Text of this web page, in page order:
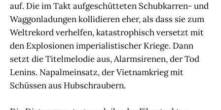
auf. Die im Takt aufgeschütteten Schubkarren- und
Waggonladungen kollidieren eher, als dass sie zum
Weltrekord verhelfen, katastrophisch versetzt mit
den Explosionen imperialistischer Kriege. Dann
setzt die Titelmelodie aus, Alarmsirenen, der Tod
Lenins. Napalmeinsatz, der Vietnamkrieg mit
Schüssen aus Hubschraubern.